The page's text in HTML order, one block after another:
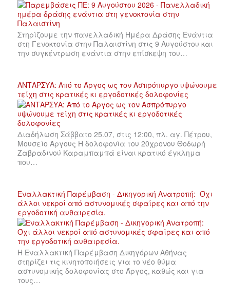
Στηρίζουμε την πανελλαδική Ημέρα Δράσης Ενάντια
στη Γενοκτονία στην Παλαιστίνη στις 9 Αυγούστου και
την συγκέντρωση ενάντια στην επίσκεψη του…
ΑΝΤΑΡΣΥΑ: Από το Άργος ως τον Ασπρόπυργο υψώνουμε
τείχη στις κρατικές κι εργοδοτικές δολοφονίες
Διαδήλωση Σάββατο 25.07, στις 12:00, πλ. αγ. Πέτρου,
Μουσείο Άργους Η δολοφονία του 20χρονου Θοδωρή
Ζαβραδινού Καραμπαμπά είναι κρατικό έγκλημα
που…
Εναλλακτική Παρέμβαση - Δικηγορική Ανατροπή: Όχι
άλλοι νεκροί από αστυνομικές σφαίρες και από την
εργοδοτική αυθαιρεσία.
Η Εναλλακτική Παρέμβαση Δικηγόρων Αθήνας
στηρίζει τις κινητοποιήσεις για το νέο θύμα
αστυνομικής δολοφονίας στο Άργος, καθώς και για
τους…